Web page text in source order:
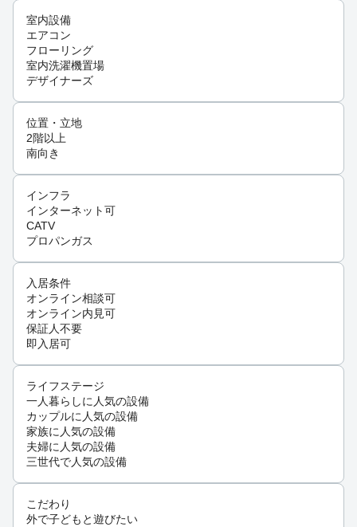
室内設備
エアコン
フローリング
室内洗濯機置場
デザイナーズ
位置・立地
2階以上
南向き
インフラ
インターネット可
CATV
プロパンガス
入居条件
オンライン相談可
オンライン内見可
保証人不要
即入居可
ライフステージ
一人暮らしに人気の設備
カップルに人気の設備
家族に人気の設備
夫婦に人気の設備
三世代で人気の設備
こだわり
外で子どもと遊びたい